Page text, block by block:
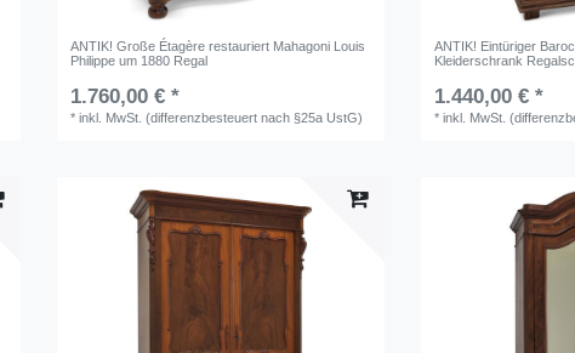
ANTIK! Große Étagère restauriert Mahagoni Louis
Philippe um 1880 Regal
1.760,00 € *
*inkl. MwSt. (differenzbesteuert nach §25a UstG)
ANTIK! Eintüriger
Kleiderschrank
1.440,00 € *
*inkl. MwSt.